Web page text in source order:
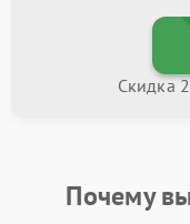
Скидка
Почему